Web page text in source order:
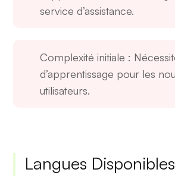
service d’assistance.
Complexité initiale :
d’apprentissage pour les
utilisateurs.
Langues Disponibles